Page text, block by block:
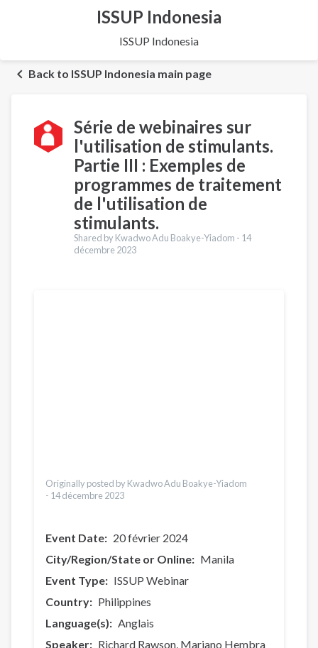
ISSUP Indonesia
ISSUP Indonesia
Back to ISSUP Indonesia main page
Série de webinaires sur
l'utilisation de stimulants.
Partie III : Exemples de
programmes de traitement
de l'utilisation de
stimulants.
Shared by Kwadwo Adu Boakye-Yiadom - 14
décembre 2023
Originally posted by Kwadwo Adu Boakye-Yiadom
- 14 décembre 2023
Event Date
20 février 2024
City/Region/State or Online
Manila
Event Type
ISSUP Webinar
Country
Philippines
Language(s)
Anglais
Speaker
Richard Rawson Mariano Hembra